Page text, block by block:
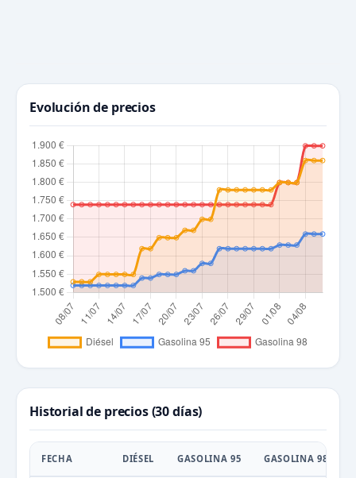
Evolución de precios
Historial de precios (30 días)
FECHA DIÉSEL GASOLINA 95 GASOLINA 98